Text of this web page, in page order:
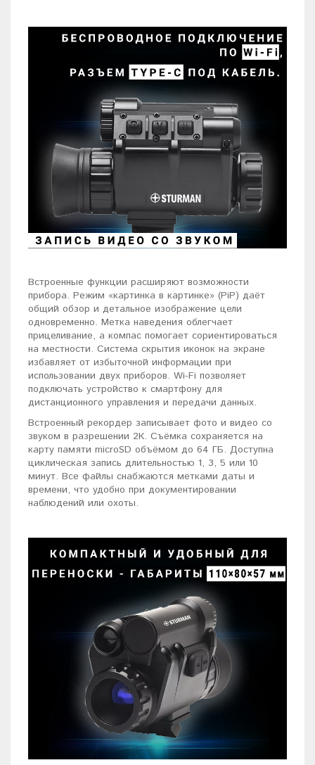
Встроенные функции расширяют возможности
прибора. Режим «картинка в картинке» (PiP) даёт
общий обзор и детальное изображение цели
одновременно. Метка наведения облегчает
прицеливание, а компас помогает сориентироваться
на местности. Система скрытия иконок на экране
избавляет от избыточной информации при
использовании двух приборов. Wi-Fi позволяет
подключать устройство к смартфону для
дистанционного управления и передачи данных.
Встроенный рекордер записывает фото и видео со
звуком в разрешении 2К. Съёмка сохраняется на
карту памяти microSD объёмом до 64 ГБ. Доступна
циклическая запись длительностью 1, 3, 5 или 10
минут. Все файлы снабжаются метками даты и
времени, что удобно при документировании
наблюдений или охоты.